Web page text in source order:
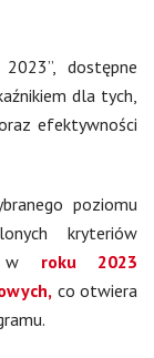
dostępne
dla tych,
efektywności
poziomu
kryteriów
w roku 2023
co otwiera